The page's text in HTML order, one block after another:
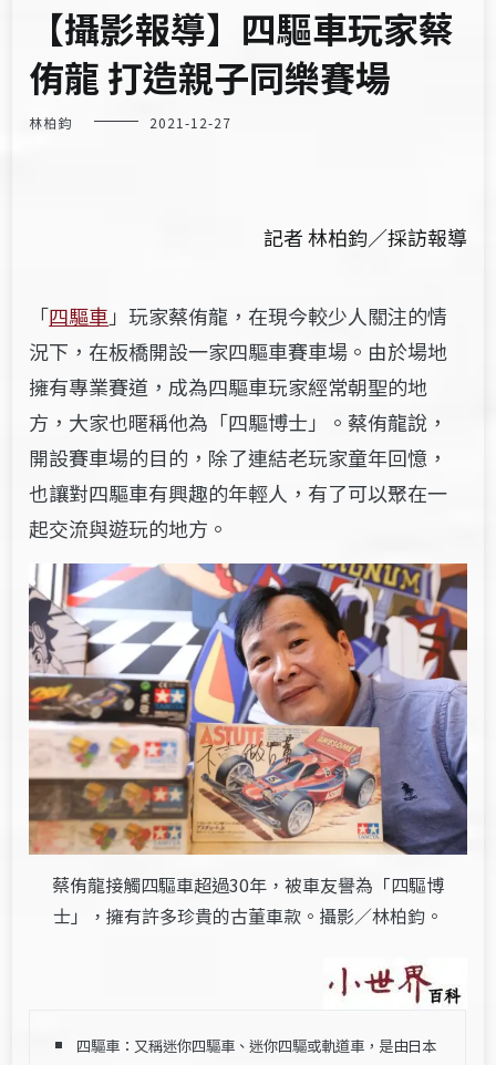
【攝影報導】四驅車玩家蔡
侑龍 打造親子同樂賽場
林柏鈞 2021-12-27
記者 林柏鈞／採訪報導
「四驅車」玩家蔡侑龍，在現今較少人關注的情
況下，在板橋開設一家四驅車賽車場。由於場地
擁有專業賽道，成為四驅車玩家經常朝聖的地
方，大家也暱稱他為「四驅博士」。蔡侑龍說，
開設賽車場的目的，除了連結老玩家童年回憶，
也讓對四驅車有興趣的年輕人，有了可以聚在一
起交流與遊玩的地方。
蔡侑龍接觸四驅車超過30年，被車友譽為「四驅博
士」，擁有許多珍貴的古董車款。攝影／林柏鈞。
四驅車：又稱迷你四驅車、迷你四驅或軌道車，是由日本